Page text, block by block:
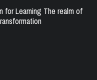
for Learning The realm of